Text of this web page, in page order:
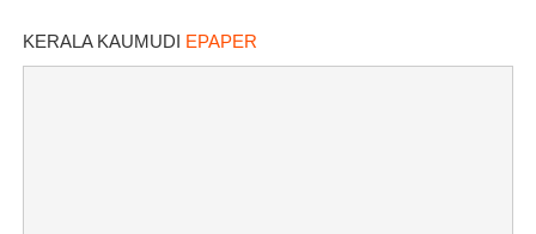
KERALA KAUMUDI EPAPER